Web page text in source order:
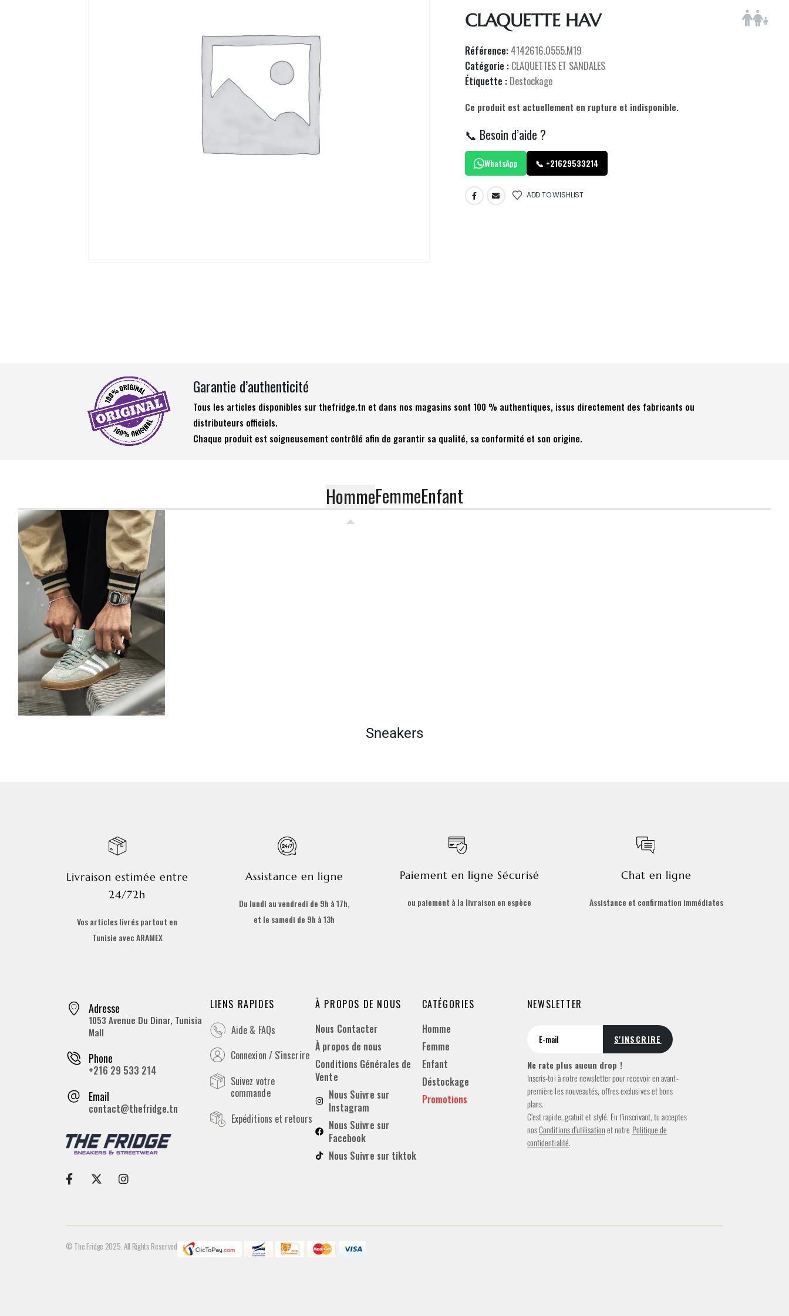
CLAQUETTE HAV
Référence: 4142616.0555.M19
Catégorie : CLAQUETTES ET SANDALES
Étiquette : Destockage
Ce produit est actuellement en rupture et indisponible.
📞 Besoin d’aide ?
WhatsApp 📞 +21629533214
ADD TO WISHLIST
Garantie d’authenticité
Tous les articles disponibles sur thefridge.tn et dans nos magasins sont 100 % authentiques, issus directement des fabricants ou
distributeurs officiels.
Chaque produit est soigneusement contrôlé afin de garantir sa qualité, sa conformité et son origine.
HommeFemmeEnfant
Sneakers
Livraison estimée entre
24/72h
Vos articles livrés partout en
Tunisie avec ARAMEX
Assistance en ligne
Du lundi au vendredi de 9h à 17h,
et le samedi de 9h à 13h
Paiement en ligne Sécurisé
ou paiement à la livraison en espèce
Chat en ligne
Assistance et confirmation immédiates
Adresse
1053 Avenue Du Dinar, Tunisia
Mall
Phone
+216 29 533 214
Email
contact@thefridge.tn
LIENS RAPIDES
Aide & FAQs
Connexion / S'inscrire
Suivez votre
commande
Expéditions et retours
À PROPOS DE NOUS
Nous Contacter
À propos de nous
Conditions Générales de
Vente
Nous Suivre sur
Instagram
Nous Suivre sur
Facebook
Nous Suivre sur tiktok
CATÉGORIES
Homme
Femme
Enfant
Déstockage
Promotions
NEWSLETTER
Ne rate plus aucun drop !
Inscris-toi à notre newsletter pour recevoir en avant-
première les nouveautés, offres exclusives et bons
plans.
C’est rapide, gratuit et stylé. En t’inscrivant, tu acceptes
nosConditions d’utilisationet notre Politique de
confidentialité.
© The Fridge 2025. All Rights Reserved